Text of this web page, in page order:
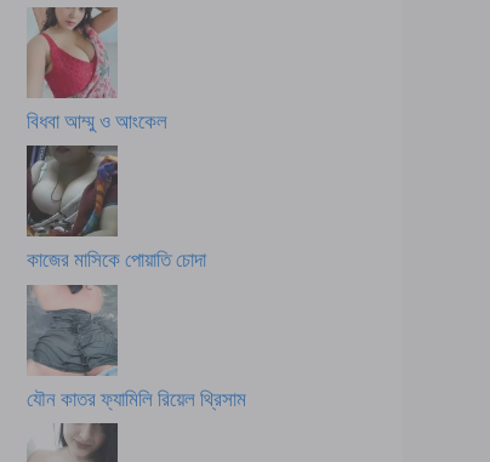
বিধবা আম্মু ও আংকেল
কাজের মাসিকে পোয়াতি চোদা
যৌন কাতর ফ্যামিলি রিয়েল থ্রিসাম